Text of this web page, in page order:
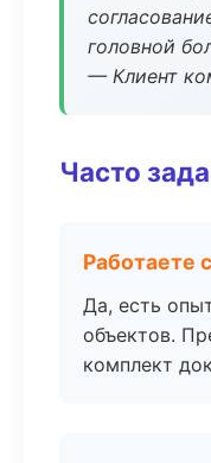
головной
— Клиент
Часто
Работаете
Да, есть
объектов.
комплект